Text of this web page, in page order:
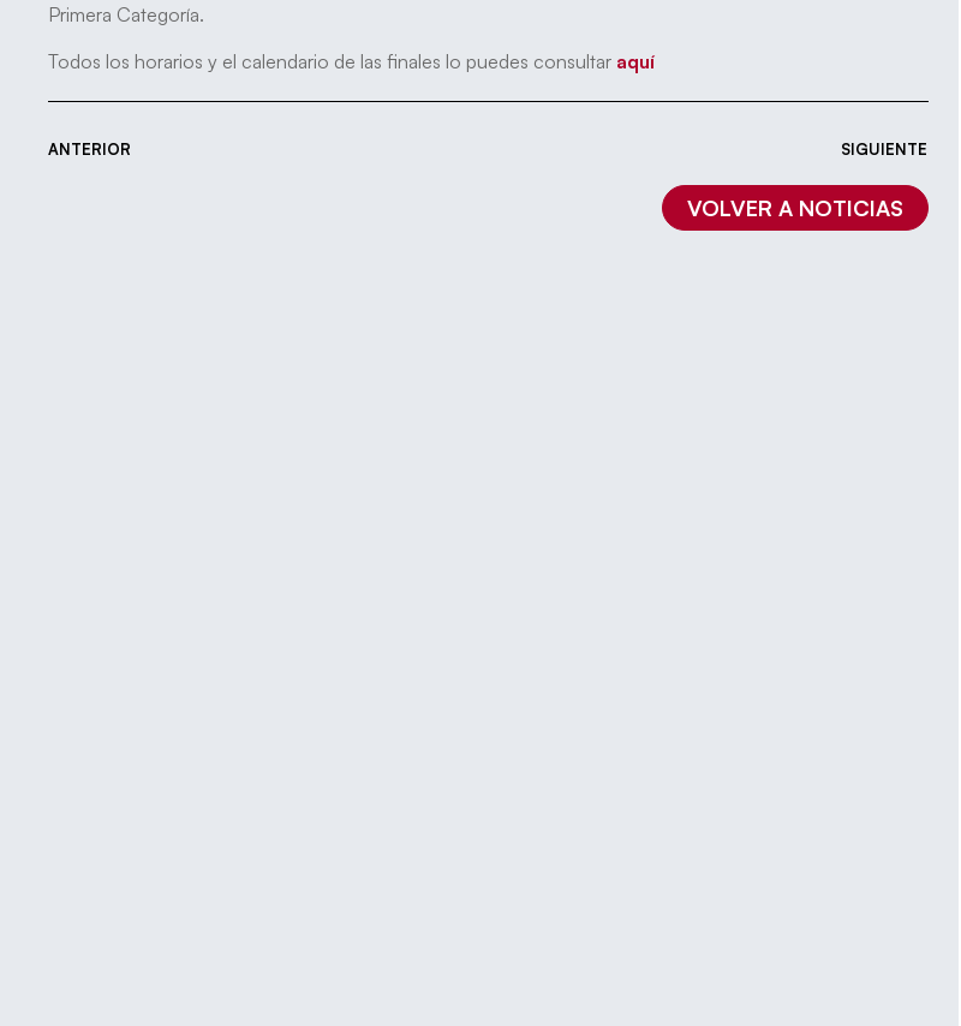
Primera Categoría.
Todos los horarios y el calendario de las finales lo puedes consultar aquí
ANTERIOR SIGUIENTE
VOLVER A NOTICIAS